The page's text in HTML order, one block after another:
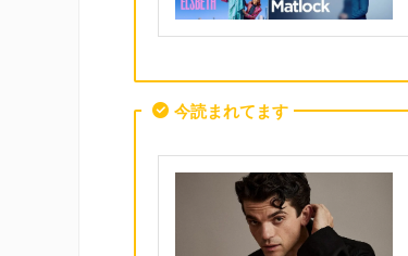
今読まれてます